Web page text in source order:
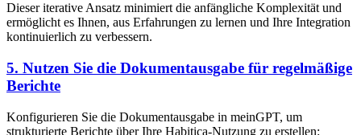
Dieser iterative Ansatz minimiert die anfängliche Komplexität und
ermöglicht es Ihnen, aus Erfahrungen zu lernen und Ihre Integration
kontinuierlich zu verbessern.
5. Nutzen Sie die Dokumentausgabe für regelmäßige
Berichte
Konfigurieren Sie die Dokumentausgabe in meinGPT, um
strukturierte Berichte über Ihre Habitica-Nutzung zu erstellen: